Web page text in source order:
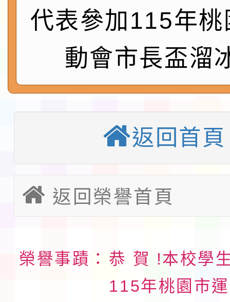
鎮韌性（防空）演習－
「115年金融知識線上
本校115學年度第1學
第3次招考代課鐘點教
檢送「桃園市115學年
程安排一案
「桃園市補助參觀特色
展演活動實施計畫」
請一案
教育部校安中心白海豚
報
淨零綠領人才培育課程
及師生本土語及新住民
實施要點各1份
115年食農教育專業人
函轉國家通訊傳播委
代表參加115年桃
動會市長盃溜
返回首頁
返回榮譽首頁
榮譽事蹟： 恭 賀 !本校學
115年桃園市